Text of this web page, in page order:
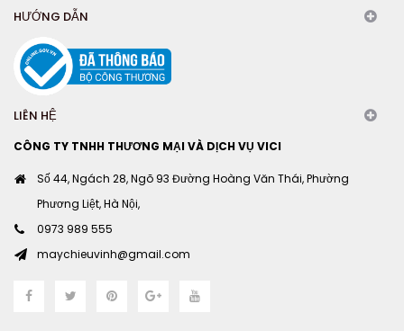
HƯỚNG DẪN
LIÊN HỆ
CÔNG TY TNHH THƯƠNG MẠI VÀ DỊCH VỤ VICI
Số 44, Ngách 28, Ngõ 93 Đường Hoàng Văn Thái, Phường
Phương Liệt, Hà Nội,
0973 989 555
maychieuvinh@gmail.com